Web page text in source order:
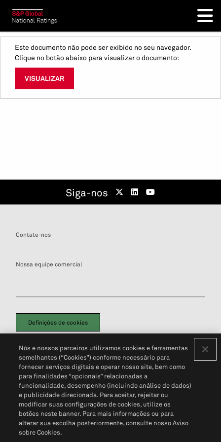
Este documento não pode ser exibido no seu navegador.
Clique no botão abaixo para visualizar o documento:
VISUALIZAR
Siga-nos
Contate-nos
Nossa equipe comercial
Definições de cookies
Política de PrivacidadePortal de privacidade do cliente (em inglês)
Não Venda Minhas Informações Pessoais© 2026 S&P Global
Nós e nossos parceiros utilizamos cookies e ferramentas
semelhantes (“Cookies”) conforme necessário para
fornecer serviços digitais e operar nosso site, bem como
para finalidades “opcionais” relacionadas a
funcionalidade, desempenho (incluindo análise de dados)
e publicidade direcionada. Para aceitar, rejeitar ou
modificar suas configurações de cookies, utilize os
botões neste banner. Para mais informações ou para
alterar sua escolha posteriormente, consulte nosso Aviso
sobre Cookies.